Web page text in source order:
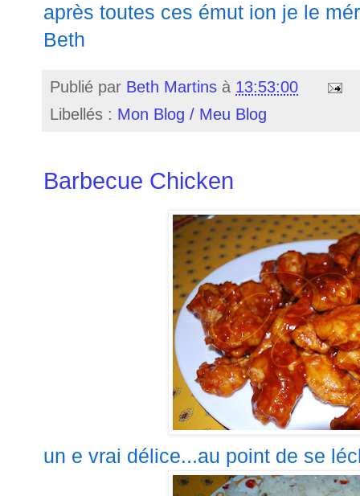
après toutes ces émut ion je le
Beth
Publié par Beth Martins à 13:53:00
Libellés : Mon Blog / Meu Blog
Barbecue Chicken
un e vrai délice...au point de se